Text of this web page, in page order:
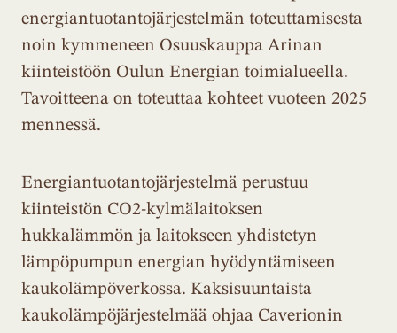
energiantuotantojärjestelmän toteuttamisesta
noin kymmeneen Osuuskauppa Arinan
kiinteistöön Oulun Energian toimialueella.
Tavoitteena on toteuttaa kohteet vuoteen 2025
mennessä.
Energiantuotantojärjestelmä perustuu
kiinteistön CO2-kylmälaitoksen
hukkalämmön ja laitokseen yhdistetyn
lämpöpumpun energian hyödyntämiseen
kaukolämpöverkossa. Kaksisuuntaista
kaukolämpöjärjestelmää ohjaa Caverionin